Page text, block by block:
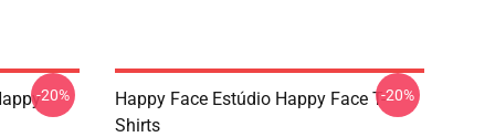
-20%
Happy Face Estúdio Happy Face T-
Shirts
-20%